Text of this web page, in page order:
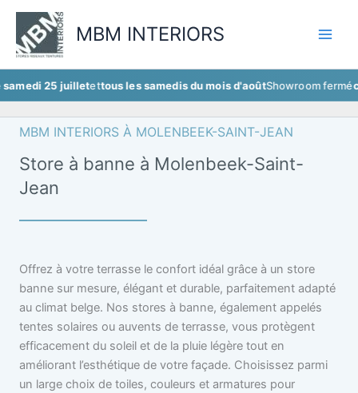
Aller
contenu
MBM INTERIORS
juilletettous les samedis du mois d'aoûtShowroom ferméce
MBM INTERIORS À MOLENBEEK-SAINT-JEAN
Store à banne à Molenbeek-Saint-
Jean
Offrez à votre terrasse le confort idéal grâce à un store
banne sur mesure, élégant et durable, parfaitement adapté
au climat belge. Nos stores à banne, également appelés
tentes solaires ou auvents de terrasse, vous protègent
efficacement du soleil et de la pluie légère tout en
améliorant l’esthétique de votre façade. Choisissez parmi
un large choix de toiles, couleurs et armatures pour